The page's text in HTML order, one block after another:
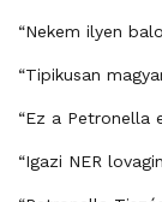
“Nekem ilyen
“Tipikusan
“Ez a Petronella
“Igazi NER